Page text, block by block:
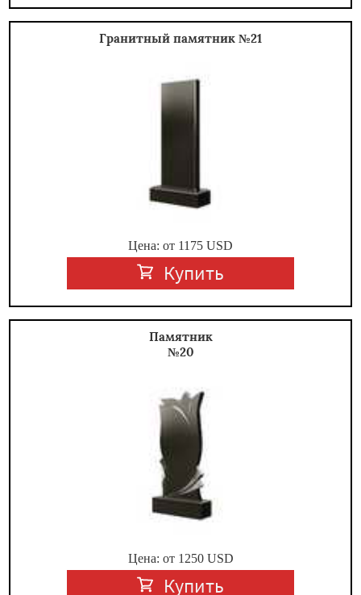
Гранитный памятник №21
Цена: от 1175 USD
Купить
Памятник
№20
Цена: от 1250USD
Купить